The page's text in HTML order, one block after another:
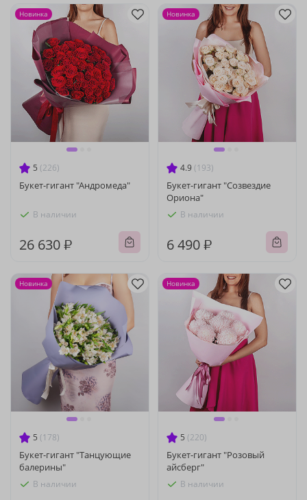
5 (226)
Букет-гигант "Андромеда"
В наличии
26 630 ₽
Новинка
4.9 (193)
Букет-гигант "Созвездие
Ориона"
В наличии
6 490 ₽
Новинка
5 (178)
Букет-гигант "Танцующие
балерины"
В наличии
Новинка
5 (220)
Букет-гигант "Розовый
айсберг"
В наличии
Новинка